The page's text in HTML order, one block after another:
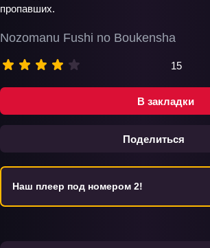
В закладки
Поделиться
Nozomanu Fushi no Boukensha
15
пропавших.
Наш плеер под номером 2!